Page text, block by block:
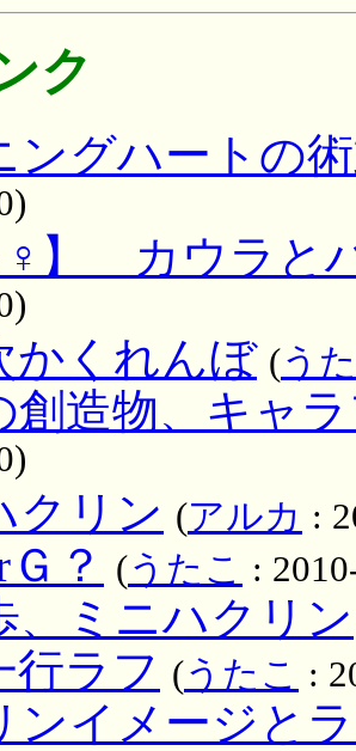
ク
ングハートの
】 カウラと
かくれんぼ (う
創造物、キャ
クリン (アルカ :
？ (うたこ :
、ミニハクリン
行ラフ (うたこ :
ンイメージと